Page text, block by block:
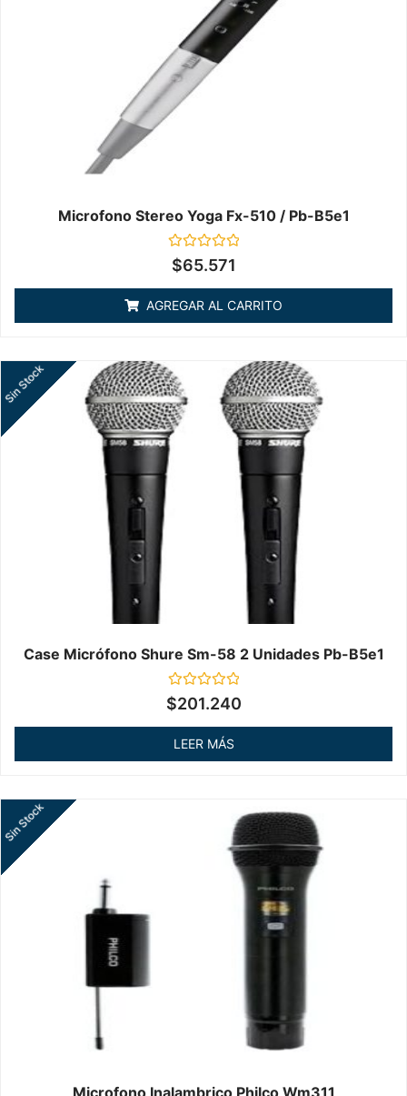
Microfono Stereo Yoga Fx-510 / Pb-B5e1
Valorado
en
de
5
$65.571
AGREGAR AL CARRITO
Case Micrófono Shure Sm-58 2 Unidades Pb-B5e1
Valorado
en
de
Sin Stock
$201.240
LEER MÁS
Microfono Inalambrico Philco Wm311
Sin Stock